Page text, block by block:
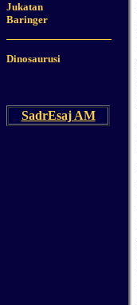
Jukatan
Baringer
Dinosaurusi
SadrЕѕaj AM